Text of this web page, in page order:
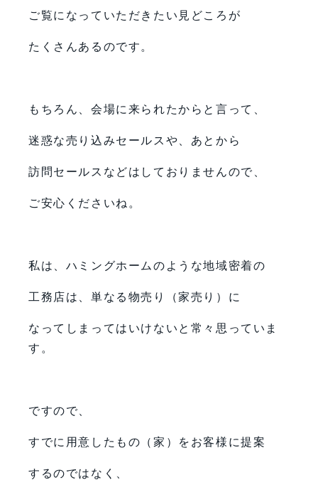
ご覧になっていただきたい見どころが
たくさんあるのです。
もちろん、会場に来られたからと言って、
迷惑な売り込みセールスや、あとから
訪問セールスなどはしておりませんので、
ご安心くださいね。
私は、ハミングホームのような地域密着の
工務店は、単なる物売り（家売り）に
なってしまってはいけないと常々思っていま
す。
ですので、
すでに用意したもの（家）をお客様に提案
するのではなく、